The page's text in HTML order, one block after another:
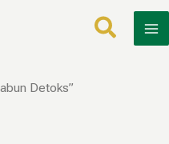
Detoks”